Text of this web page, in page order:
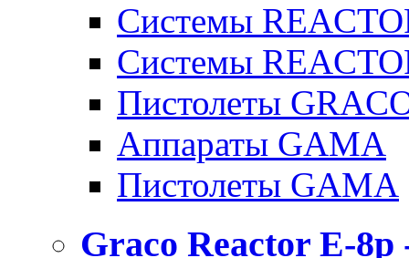
Системы
Системы
Пистолеты
Аппараты GAMA
Пистолеты GAMA
Graco Reactor E-